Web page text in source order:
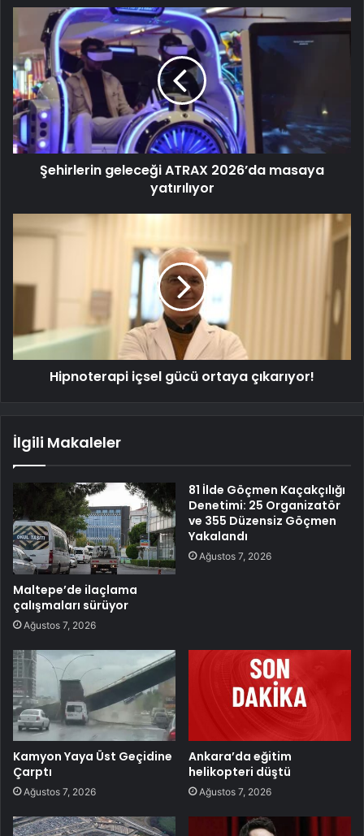
Şehirlerin geleceği ATRAX 2026’da masaya
yatırılıyor
Hipnoterapi içsel gücü ortaya çıkarıyor!
İlgili Makaleler
Maltepe’de ilaçlama
çalışmaları sürüyor
Ağustos 7, 2026
81 İlde Göçmen Kaçakçılığı
Denetimi: 25 Organizatör
ve 355 Düzensiz Göçmen
Yakalandı
Ağustos 7, 2026
Kamyon Yaya Üst Geçidine
Çarptı
Ağustos 7, 2026
Ankara’da eğitim
helikopteri düştü
Ağustos 7, 2026